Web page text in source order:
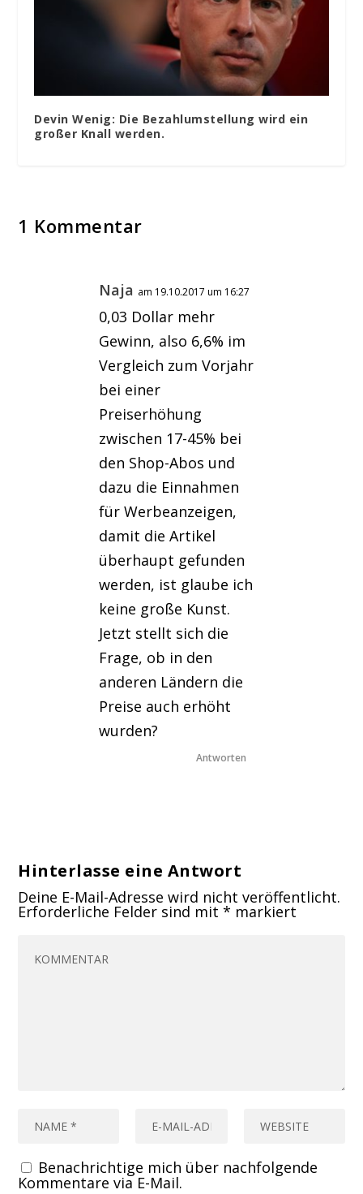
Devin Wenig: Die Bezahlumstellung wird ein
großer Knall werden.
1 Kommentar
Naja am 19.10.2017 um 16:27
0,03 Dollar mehr
Gewinn, also 6,6% im
Vergleich zum Vorjahr
bei einer
Preiserhöhung
zwischen 17-45% bei
den Shop-Abos und
dazu die Einnahmen
für Werbeanzeigen,
damit die Artikel
überhaupt gefunden
werden, ist glaube ich
keine große Kunst.
Jetzt stellt sich die
Frage, ob in den
anderen Ländern die
Preise auch erhöht
wurden?
Antworten
Hinterlasse eine Antwort
Deine E-Mail-Adresse wird nicht veröffentlicht.
Erforderliche Felder sind mit* markiert
Benachrichtige mich über nachfolgende
Kommentare via E-Mail.